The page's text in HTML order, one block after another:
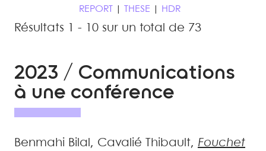
REPORT
THESE HDR
Résultats 1 - 10 sur un total de 73
2023 / Communications
à une conférence
Benmahi Bilal , Cavalié Thibault, Fouchet